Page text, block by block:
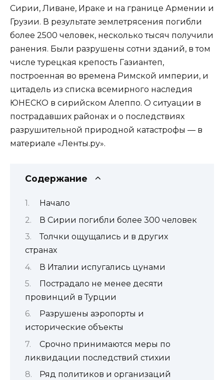
Сирии, Ливане, Ираке и на границе Армении и
Грузии. В результате землетрясения погибли
более 2500 человек, несколько тысяч получили
ранения. Были разрушены сотни зданий, в том
числе турецкая крепость Газиантеп,
построенная во времена Римской империи, и
цитадель из списка всемирного наследия
ЮНЕСКО в сирийском Алеппо. О ситуации в
пострадавших районах и о последствиях
разрушительной природной катастрофы — в
материале «Ленты.ру».
Содержание
Начало
В Сирии погибли более 300 человек
Толчки ощущались и в других
странах
В Италии испугались цунами
Пострадало не менее десяти
провинций в Турции
Разрушены аэропорты и
исторические объекты
Срочно принимаются меры по
ликвидации последствий стихии
Ряд политиков и организаций